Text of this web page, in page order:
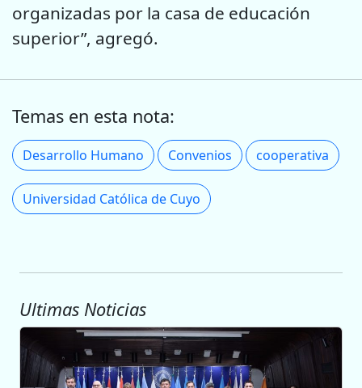
organizadas por la casa de educación
superior”, agregó.
Temas en esta nota:
Desarrollo Humano Convenios cooperativa
Universidad Católica de Cuyo
Ultimas Noticias